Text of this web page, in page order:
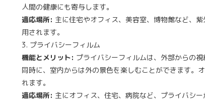
人間の健康にも寄与します。
適応場所: 主に住宅やオフィス、美容室、博物館など、
用されます。
3. プライバシーフィルム
機能とメリット: プライバシーフィルムは、外部からの
同時に、室内からは外の景色を楽しむことができます。
れます。
適応場所: 主にオフィス、住宅、病院など、プライバシ